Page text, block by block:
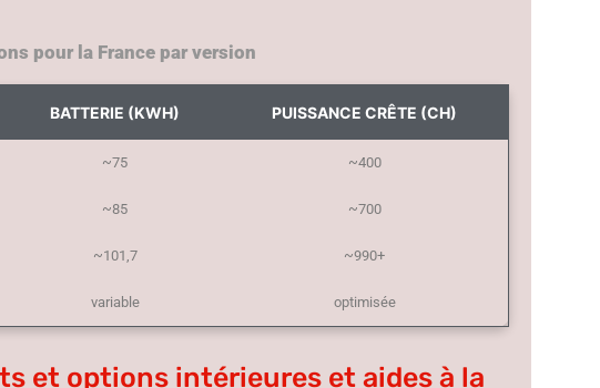
pour la France par version
BATTERIE (KWH) PUISSANCE CRÊTE (CH)
~75 ~400
~85 ~700
~101,7 ~990+
variable optimisée
et options intérieures et aides à la